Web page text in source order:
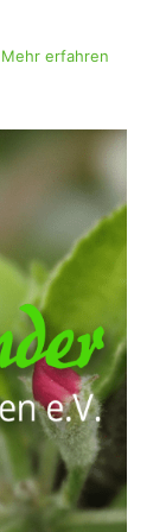
Mehr erfahren